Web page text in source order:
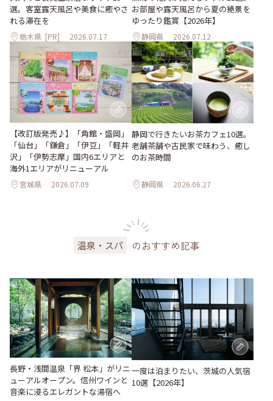
選。客室露天風呂や美食に癒やさ
れる滞在を
栃木県 [PR] 2026.07.17
お部屋や露天風呂から夏の絶景を
ゆったり鑑賞【2026年】
静岡県 2026.07.12
【改訂版発売♪】「角館・盛岡」
「仙台」「鎌倉」「伊豆」「軽井
沢」「伊勢志摩」国内6エリアと
海外1エリアがリニューアル
宮城県 2026.07.09
静岡で行きたいお茶カフェ10選。
老舗茶舗や古民家で味わう、癒し
のお茶時間
静岡県 2026.06.27
温泉・スパ のおすすめ記事
長野・浅間温泉「界 松本」がリニ
ューアルオープン。信州ワインと
音楽に浸るエレガントな湯宿へ
一度は泊まりたい、茨城の人気宿
10選【2026年】